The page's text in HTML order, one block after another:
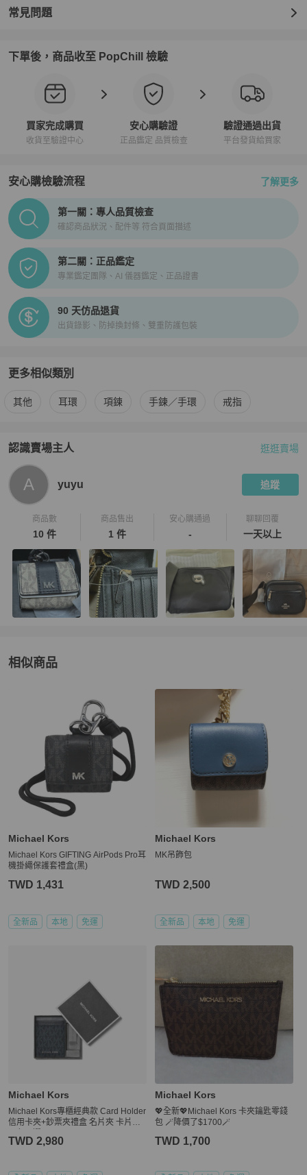
常見問題
下單後，商品收至 PopChill 檢驗
買家完成購買
收貨至驗證中心
安心購驗證
正品鑑定 品質檢查
驗證通過出貨
平台發貨給買家
安心購檢驗流程 了解更多
PopChill拍拍圈正品驗證、安心購檢驗流程介紹
第一關：專人品質檢查
確認商品狀況、配件等 符合頁面描述
第二關：正品鑑定
專業鑑定團隊、AI 儀器鑑定、正品證書
90 天仿品退貨
出貨錄影、防掉換封條、雙重防護包裝
更多相似類別
更多Michael Kors 男士配件 相似商品推薦
其他 耳環 項鍊 手鍊／手環 戒指
認識賣場主人
PopChill 拍拍圈嚴選賣家
逛逛賣場
A yuyu 追蹤
商品數
10 件
商品售出
1 件
安心購通過
-
聊聊回覆
一天以上
相似商品
推薦精品
Michael Kors
Michael Kors GIFTING AirPods Pro耳
機掛繩保護套禮盒(黑)
TWD 1,431
全新品 本地 免運
Michael Kors
MK吊飾包
TWD 2,500
全新品 本地 免運
Michael Kors
Michael Kors專櫃經典款 Card Holder
信用卡夾+鈔票夾禮盒 名片夾 卡片夾
TWD 2,980
Michael Kors
💖全新💖Michael Kors 卡夾鑰匙零錢
包 🪄降價了$1700🪄
TWD 1,700